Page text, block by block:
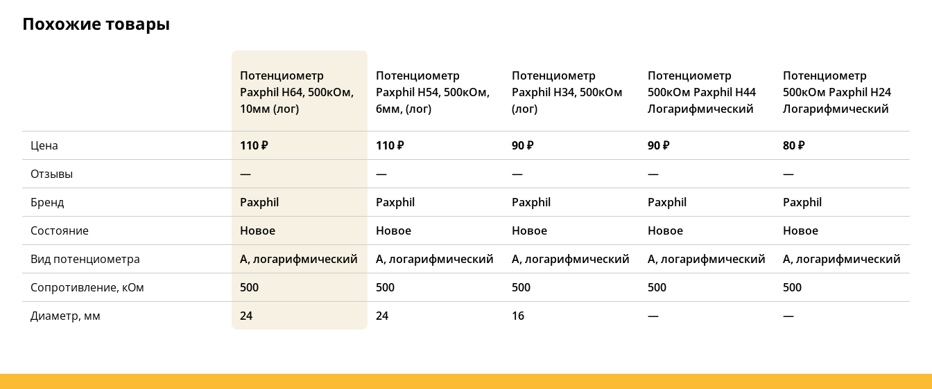
Похожие товары
Потенциометр
Paxphil H64, 500кОм,
10мм (лог)
Потенциометр
Paxphil H54, 500кОм,
6мм, (лог)
Потенциометр
Paxphil H34, 500кОм
(лог)
Потенциометр
500кОм Paxphil H44
Логарифмический
Потенциометр
500кОм Paxphil H24
Логарифмический
Цена 110 ₽ 110 ₽ 90 ₽ 90 ₽
80 ₽
Отзывы
— — — —
—
Бренд
Paxphil Paxphil Paxphil Paxphil
Paxphil
Состояние
Новое Новое Новое Новое
Новое
Вид потенциометра
A, логарифмический A, логарифмический A, логарифмический A, логарифмический
A, логарифмический
Сопротивление, кОм
500 500 500 500
500
Диаметр, мм
24 24 16 — —